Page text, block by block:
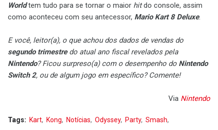
Worldtem tudo para se tornar o maior hitdo console, assim
como aconteceu com seu antecessor, Mario Kart 8 Deluxe.
E você, leitor(a), o que achou dos dados de vendas do
segundo trimestredo atual ano fiscal revelados pela
Nintendo? Ficou surpreso(a) com o desempenho do Nintendo
Switch 2, ou de algum jogo em específico? Comente!
Via Nintendo
Tags: Kart Kong Notícias Odyssey Party Smash